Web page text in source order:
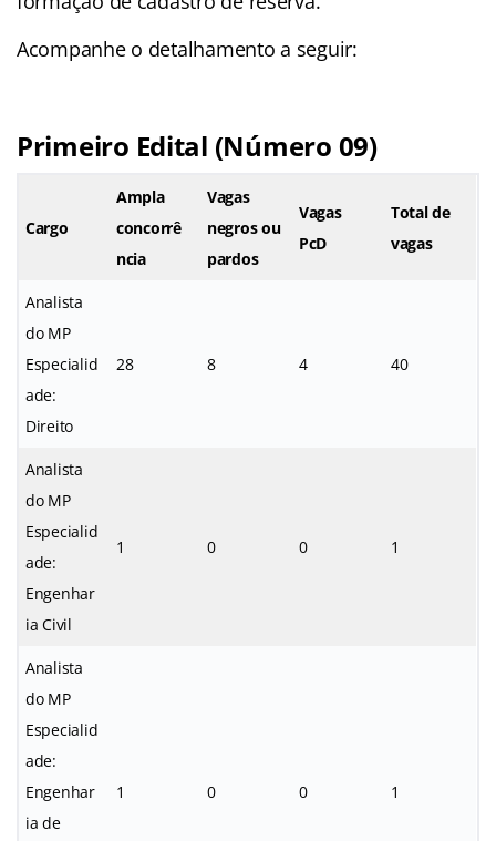
Acompanhe o detalhamento a seguir:
Primeiro Edital (Número 09)
Cargo
Ampla
concorrê
ncia
Vagas
negros ou
pardos
Vagas
PcD
Total de
vagas
Analista
do MP
Especialid
ade:
Direito
28 8 4 40
Analista
do MP
Especialid
ade:
Engenhar
ia Civil
1 0 0 1
Analista
do MP
Especialid
ade:
Engenhar
ia de
1 0 0 1